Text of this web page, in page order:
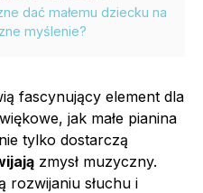
dać małemu dziecku na
myślenie?
fascynujący element dla
jak małe pianina
tylko dostarczą
zmysł muzyczny.
rozwijaniu słuchu i